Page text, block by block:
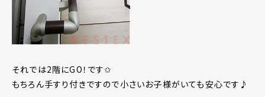
それでは2階にGO！です✩
もちろん手すり付きですので小さいお子様がいても安心です♪